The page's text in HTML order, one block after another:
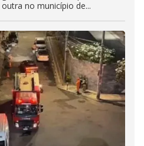
no município de...